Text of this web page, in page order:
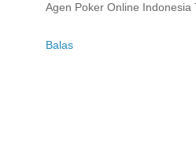
Agen Poker Online Indonesia
Balas